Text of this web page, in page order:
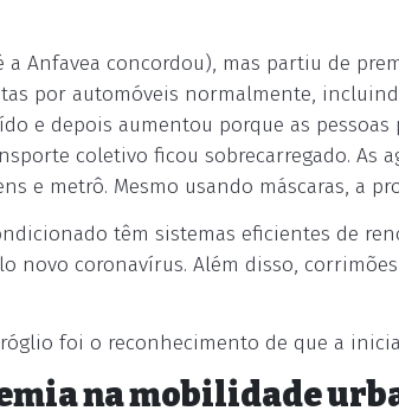
Anfavea concordou), mas partiu de
por automóveis normalmente,
e depois aumentou porque as pessoas
coletivo ficou sobrecarregado. As
e metrô. Mesmo usando máscaras, a
têm sistemas eficientes de
novo coronavírus. Além disso,
foi o reconhecimento de que a
na mobilidade